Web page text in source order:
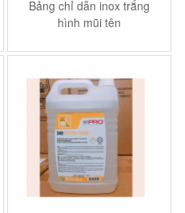
Bảng chỉ dẫn inox trắng
hình mũi tên